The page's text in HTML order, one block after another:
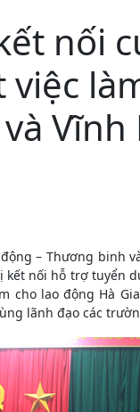
nối
Vĩnh
– Thương binh
kết nối hỗ trợ tuyển
cho lao động Hà
lãnh đạo các